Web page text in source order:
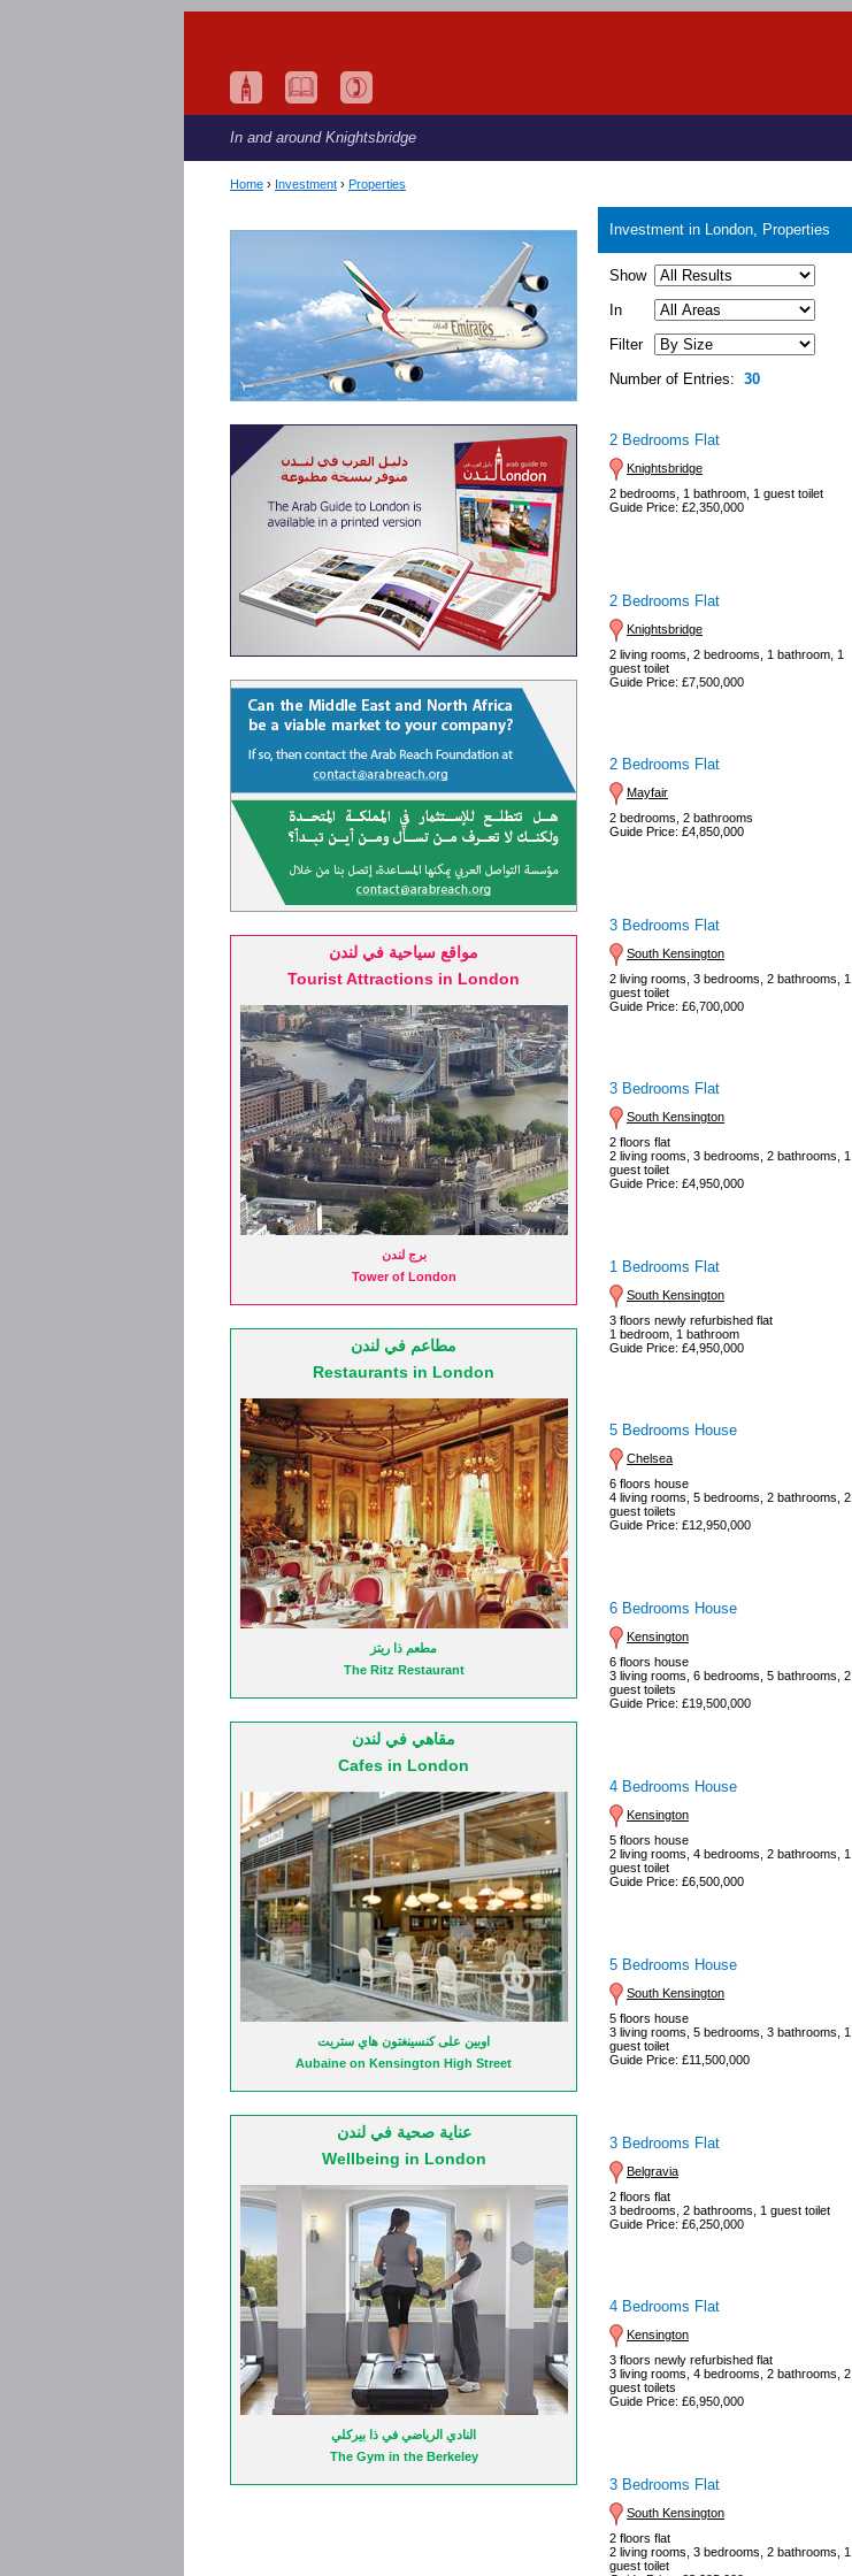
In and around Knightsbridge
Home › Investment › Properties
مواقع سياحية في لندن
Tourist Attractions in London
عين لندن
London Eye
برج لندن
Tower of London
مطاعم في لندن
Restaurants in London
ابسليز
Apsleys
مطعم ذا ريتز
The Ritz Restaurant
مقاهي في لندن
Cafes in London
امبوريو ارماني كافيه
Emporio Armani Café
اوبين على كنسينغتون هاي ستريت
Aubaine on Kensington High Street
عناية صحية في لندن
Wellbeing in London
كي اكس لايف
KX Life
النادي الرياضي في ذا بيركلي
The Gym in the Berkeley
Investment in London, Properties
Show
In
Filter
Number of Entries: 30
2 Bedrooms Flat
Knightsbridge
2 bedrooms, 1 bathroom, 1 guest toilet
Guide Price: £2,350,000
2 Bedrooms Flat
Knightsbridge
2 living rooms, 2 bedrooms, 1 bathroom, 1
guest toilet
Guide Price: £7,500,000
2 Bedrooms Flat
Mayfair
2 bedrooms, 2 bathrooms
Guide Price: £4,850,000
3 Bedrooms Flat
South Kensington
2 living rooms, 3 bedrooms, 2 bathrooms, 1
guest toilet
Guide Price: £6,700,000
3 Bedrooms Flat
South Kensington
2 floors flat
2 living rooms, 3 bedrooms, 2 bathrooms, 1
guest toilet
Guide Price: £4,950,000
1 Bedrooms Flat
South Kensington
3 floors newly refurbished flat
1 bedroom, 1 bathroom
Guide Price: £4,950,000
5 Bedrooms House
Chelsea
6 floors house
4 living rooms, 5 bedrooms, 2 bathrooms, 2
guest toilets
Guide Price: £12,950,000
6 Bedrooms House
Kensington
6 floors house
3 living rooms, 6 bedrooms, 5 bathrooms, 2
guest toilets
Guide Price: £19,500,000
4 Bedrooms House
Kensington
5 floors house
2 living rooms, 4 bedrooms, 2 bathrooms, 1
guest toilet
Guide Price: £6,500,000
5 Bedrooms House
South Kensington
5 floors house
3 living rooms, 5 bedrooms, 3 bathrooms, 1
guest toilet
Guide Price: £11,500,000
3 Bedrooms Flat
Belgravia
2 floors flat
3 bedrooms, 2 bathrooms, 1 guest toilet
Guide Price: £6,250,000
4 Bedrooms Flat
Kensington
3 floors newly refurbished flat
3 living rooms, 4 bedrooms, 2 bathrooms, 2
guest toilets
Guide Price: £6,950,000
3 Bedrooms Flat
South Kensington
2 floors flat
2 living rooms, 3 bedrooms, 2 bathrooms, 1
guest toilet